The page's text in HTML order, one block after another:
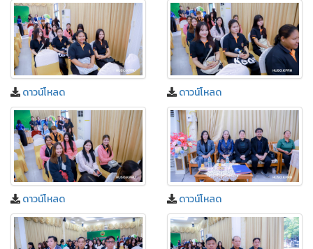
ดาวน์โหลด ดาวน์โหลด
ดาวน์โหลด ดาวน์โหลด